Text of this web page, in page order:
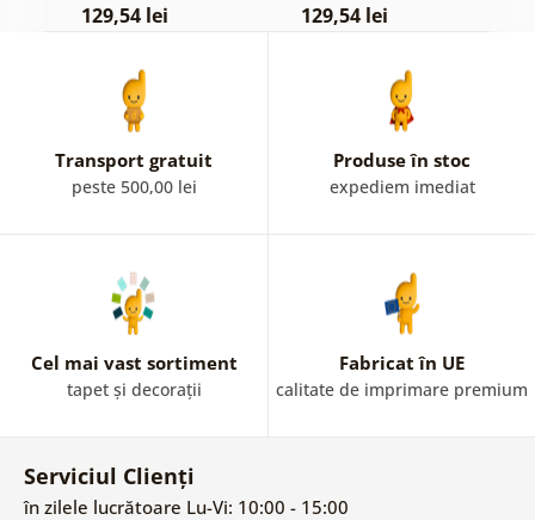
129,54 lei 129,54 lei
Transport gratuit
peste 500,00 lei
Produse în stoc
expediem imediat
Cel mai vast sortiment
tapet și decorații
Fabricat în UE
calitate de imprimare premium
Serviciul Clienți
în zilele lucrătoare Lu-Vi: 10:00 - 15:00